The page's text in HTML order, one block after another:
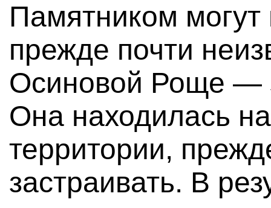
Памятником
прежде почти
Осиновой Роще —
Она находилась
территории,
застраивать. В